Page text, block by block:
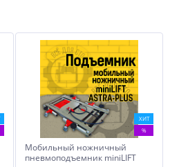
ХИТ
%
Мобильный ножничный
пневмоподъемник miniLIFT